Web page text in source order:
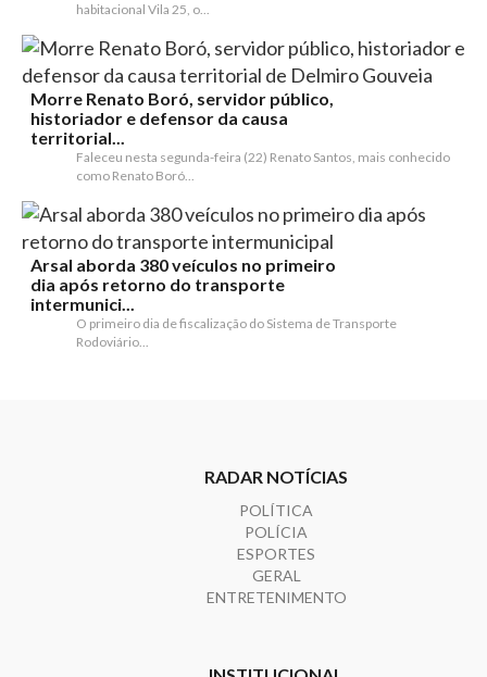
habitacional Vila 25, o...
Morre Renato Boró, servidor público,
historiador e defensor da causa
territorial...
Faleceu nesta segunda-feira (22) Renato Santos, mais conhecido
como Renato Boró...
Arsal aborda 380 veículos no primeiro
dia após retorno do transporte
intermunici...
O primeiro dia de fiscalização do Sistema de Transporte
Rodoviário...
RADAR NOTÍCIAS
POLÍTICA
POLÍCIA
ESPORTES
GERAL
ENTRETENIMENTO